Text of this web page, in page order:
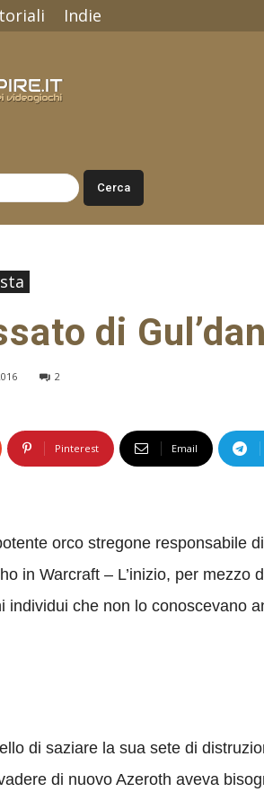
Indie
di
2
Pinterest Email
orco stregone responsabile
in Warcraft – L’inizio, per mezzo
che non lo conoscevano
di saziare la sua sete di
di nuovo Azeroth aveva